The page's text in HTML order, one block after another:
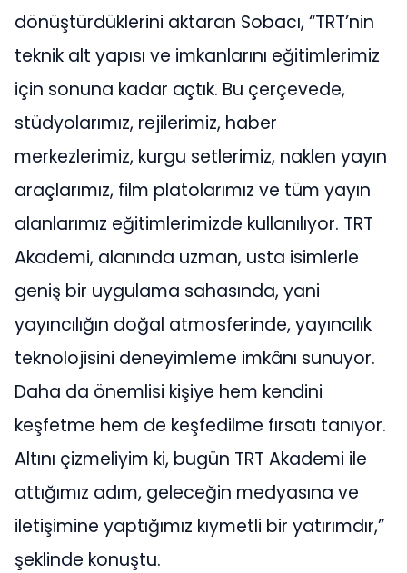
dönüştürdüklerini aktaran Sobacı, “TRT’nin
teknik alt yapısı ve imkanlarını eğitimlerimiz
için sonuna kadar açtık. Bu çerçevede,
stüdyolarımız, rejilerimiz, haber
merkezlerimiz, kurgu setlerimiz, naklen yayın
araçlarımız, film platolarımız ve tüm yayın
alanlarımız eğitimlerimizde kullanılıyor. TRT
Akademi, alanında uzman, usta isimlerle
geniş bir uygulama sahasında, yani
yayıncılığın doğal atmosferinde, yayıncılık
teknolojisini deneyimleme imkânı sunuyor.
Daha da önemlisi kişiye hem kendini
keşfetme hem de keşfedilme fırsatı tanıyor.
Altını çizmeliyim ki, bugün TRT Akademi ile
attığımız adım, geleceğin medyasına ve
iletişimine yaptığımız kıymetli bir yatırımdır,”
şeklinde konuştu.